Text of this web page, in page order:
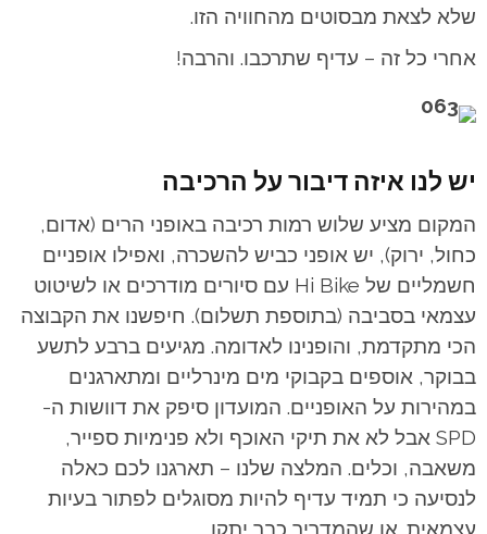
שלא לצאת מבסוטים מהחוויה הזו.
אחרי כל זה – עדיף שתרכבו. והרבה!
יש לנו איזה דיבור על הרכיבה
המקום מציע שלוש רמות רכיבה באופני הרים (אדום,
כחול, ירוק), יש אופני כביש להשכרה, ואפילו אופניים
חשמליים של Hi Bike עם סיורים מודרכים או לשיטוט
עצמאי בסביבה (בתוספת תשלום). חיפשנו את הקבוצה
הכי מתקדמת, והופנינו לאדומה. מגיעים ברבע לתשע
בבוקר, אוספים בקבוקי מים מינרליים ומתארגנים
במהירות על האופניים. המועדון סיפק את דוושות ה-
SPD אבל לא את תיקי האוכף ולא פנימיות ספייר,
משאבה, וכלים. המלצה שלנו – תארגנו לכם כאלה
לנסיעה כי תמיד עדיף להיות מסוגלים לפתור בעיות
עצמאית. או שהמדריך כבר יתקן…